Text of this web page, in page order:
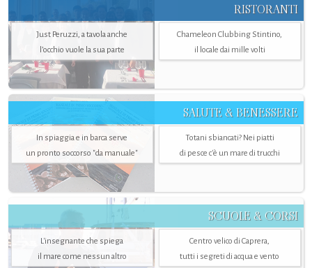
RISTORANTI
Just Peruzzi, a tavola anche
l’occhio vuole la sua parte
Chameleon Clubbing Stintino,
il locale dai mille volti
SALUTE & BENESSERE
In spiaggia e in barca serve
un pronto soccorso "da manuale"
Totani sbiancati? Nei piatti
di pesce c'è un mare di trucchi
SCUOLE & CORSI
L'insegnante che spiega
il mare come nessun altro
Centro velico di Caprera,
tutti i segreti di acqua e vento